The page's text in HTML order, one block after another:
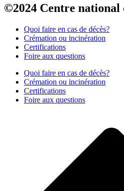
©2024 Centre national
Quoi faire en cas de décès?
Crémation ou incinération
Certifications
Foire aux questions
Quoi faire en cas de décès?
Crémation ou incinération
Certifications
Foire aux questions